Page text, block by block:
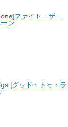
ファイト・ザ・
ン
|グッド・トゥ・ラ